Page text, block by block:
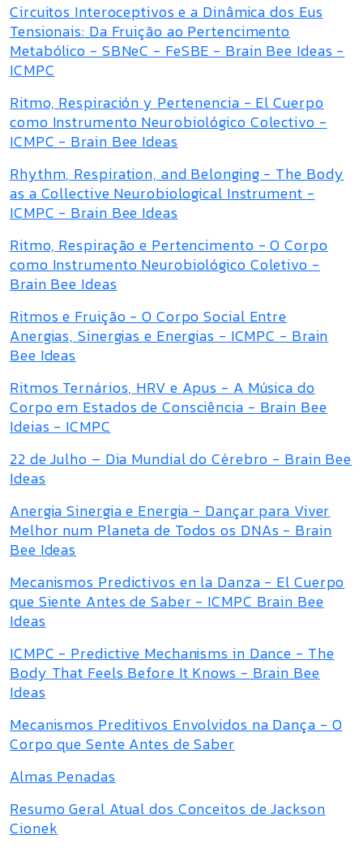
Circuitos Interoceptivos e a Dinâmica dos Eus
Tensionais: Da Fruição ao Pertencimento
Metabólico - SBNeC - FeSBE - Brain Bee Ideas -
ICMPC
Ritmo, Respiración y Pertenencia - El Cuerpo
como Instrumento Neurobiológico Colectivo -
ICMPC - Brain Bee Ideas
Rhythm, Respiration, and Belonging - The Body
as a Collective Neurobiological Instrument -
ICMPC - Brain Bee Ideas
Ritmo, Respiração e Pertencimento - O Corpo
como Instrumento Neurobiológico Coletivo -
Brain Bee Ideas
Ritmos e Fruição - O Corpo Social Entre
Anergias, Sinergias e Energias - ICMPC - Brain
Bee Ideas
Ritmos Ternários, HRV e Apus - A Música do
Corpo em Estados de Consciência - Brain Bee
Ideias - ICMPC
22 de Julho – Dia Mundial do Cérebro - Brain Bee
Ideas
Anergia Sinergia e Energia - Dançar para Viver
Melhor num Planeta de Todos os DNAs - Brain
Bee Ideas
Mecanismos Predictivos en la Danza - El Cuerpo
que Siente Antes de Saber - ICMPC Brain Bee
Ideas
ICMPC - Predictive Mechanisms in Dance - The
Body That Feels Before It Knows - Brain Bee
Ideas
Mecanismos Preditivos Envolvidos na Dança - O
Corpo que Sente Antes de Saber
Almas Penadas
Resumo Geral Atual dos Conceitos de Jackson
Cionek